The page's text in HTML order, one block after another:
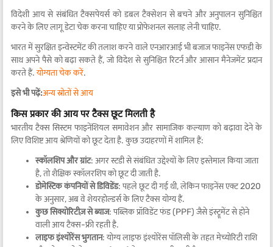
विदेशी आय से संबंधित टैक्सपेयर्स को डबल टैक्सेशन से बचने और अनुपालन सुनिश्चित
करने के लिए लागू डेटा चेक करना चाहिए या प्रोफेशनल सलाह लेनी चाहिए.
भारत में सुरक्षित इन्वेस्टमेंट की तलाश करने वाले एनआरआई भी बजाज फाइनेंस एफडी के
साथ अपने पैसे को बढ़ा सकते हैं, जो विदेश से सुनिश्चित रिटर्न और आसान मैनेजमेंट प्रदान
करते हैं.योग्यता चेक करें.
इसे भी पढ़ें:अन्य स्रोतों से आय
किस प्रकार की आय पर टैक्स छूट मिलती है
भारतीय टैक्स सिस्टम फाइनेंशियल समावेशन और सामाजिक कल्याण को बढ़ावा देने के
लिए विशिष्ट आय श्रेणियों को छूट देता है. कुछ उदाहरणों में शामिल हैं:
स्कॉलशिप और ग्रांट: अगर स्टडी से संबंधित उद्देश्यों के लिए इस्तेमाल किया जाता
है, तो शैक्षिक स्कॉलरशिप को छूट दी जाती है.
डोमेस्टिक कंपनियों से डिविडेंड: पहले छूट दी गई थी, लेकिन फाइनेंस एक्ट 2020
के अनुसार, अब वे शेयरहोल्डर्स के लिए टैक्स योग्य हैं.
कुछ सिक्योरिटीज़ से ब्याज: पब्लिक प्रॉविडेंट फंड (PPF) जैसे इंस्ट्रूमेंट से होने
वाली आय टैक्स-फ्री रहती है.
लाइफ इंश्योरेंस भुगतान: योग्य लाइफ इंश्योरेंस पॉलिसी के तहत मेच्योरिटी राशि